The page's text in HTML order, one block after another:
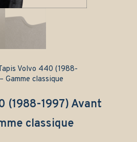
Volvo 440 (1988-
Gamme classique
(1988-1997) Avant
classique